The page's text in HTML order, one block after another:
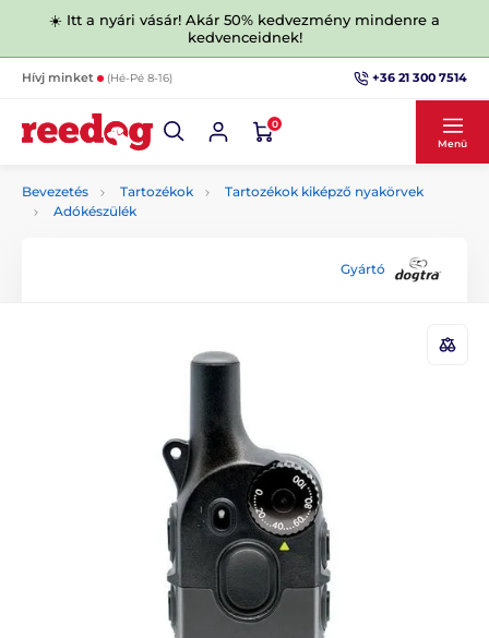
☀️ Itt a nyári vásár! Akár 50% kedvezmény mindenre a
kedvenceidnek!
Hívj minket (Hé-Pé 8-16) +36 21 300 7514
0
Menü
Bevezetés Tartozékok
Tartozékok kiképző nyakörvek
Adókészülék
Gyártó